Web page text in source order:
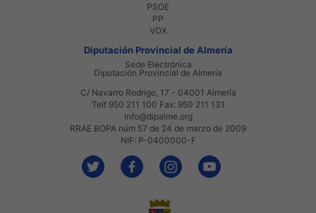
PSOE
PP
VOX
Diputación Provincial de Almería
Sede Electrónica
Diputación Provincial de Almería
C/ Navarro Rodrigo, 17 - 04001 Almería
Telf 950 211 100 Fax: 950 211 131
info@dipalme.org
RRAE BOPA núm 57 de 24 de marzo de 2009
NIF: P-0400000-F